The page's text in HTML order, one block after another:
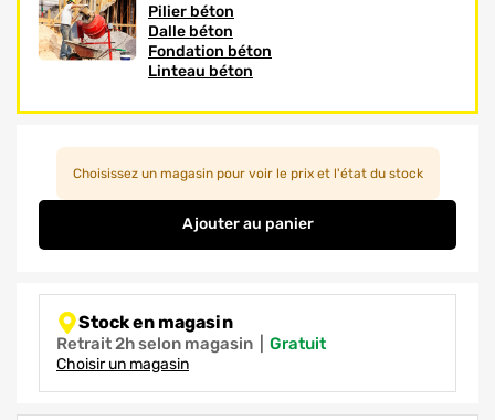
Choisissez un magasin pour voir le prix et l'état du stock
Ajouterau panier
Stock en magasin
Retrait 2h selon magasin gratuit
Choisir un magasin
Pilier béton
Dalle béton
Fondation béton
Linteau béton